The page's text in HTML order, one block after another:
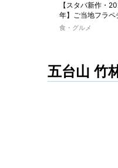
【スタバ新作・
年】ご当地フラペ
ノが新登場！ 地域
PROGRAM」が青
森・群馬・沖縄で
動。6種類を飲ん
食・グルメ
五台山 竹